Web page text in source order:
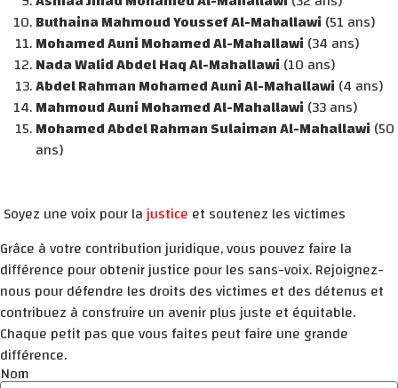
Buthaina Mahmoud Youssef Al-Mahallawi (51 ans)
Mohamed Auni Mohamed Al-Mahallawi (34 ans)
Nada Walid Abdel Haq Al-Mahallawi (10 ans)
Abdel Rahman Mohamed Auni Al-Mahallawi (4 ans)
Mahmoud Auni Mohamed Al-Mahallawi (33 ans)
Mohamed Abdel Rahman Sulaiman Al-Mahallawi (50
ans)
Soyez une voix pour lajustice et soutenez les victimes
Grâce à votre contribution juridique, vous pouvez faire la
différence pour obtenir justice pour les sans-voix. Rejoignez-
nous pour défendre les droits des victimes et des détenus et
contribuez à construire un avenir plus juste et équitable.
Chaque petit pas que vous faites peut faire une grande
différence.
Nom